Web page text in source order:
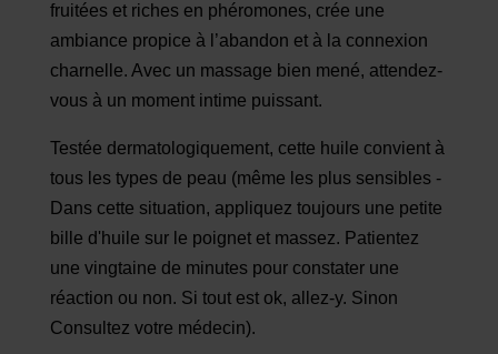
fruitées et riches en phéromones, crée une
ambiance propice à l’abandon et à la connexion
charnelle. Avec un massage bien mené, attendez-
vous à un moment intime puissant.
Testée dermatologiquement, cette huile convient à
tous les types de peau (même les plus sensibles -
Dans cette situation, appliquez toujours une petite
bille d'huile sur le poignet et massez. Patientez
une vingtaine de minutes pour constater une
réaction ou non. Si tout est ok, allez-y. Sinon
Consultez votre médecin).